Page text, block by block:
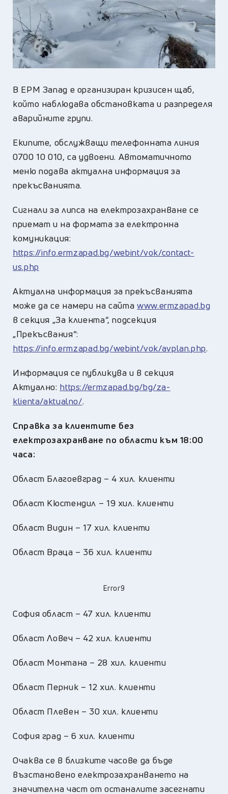
В ЕРМ Запад е организиран кризисен щаб,
който наблюдава обстановката и разпределя
аварийните групи.
Екипите, обслужващи телефонната линия
0700 10 010, са удвоени. Автоматичното
меню подава актуална информация за
прекъсванията.
Сигнали за липса на електрозахранване се
приемат и на формата за електронна
комуникация:
https://info.ermzapad.bg/webint/vok/contact-
us.php
Актуална информация за прекъсванията
може да се намери на сайтаwww.ermzapad.bg
в секция „За клиента“, подсекция
„Прекъсвания“:
https://info.ermzapad.bg/webint/vok/avplan.php.
Информация се публикува и в секция
Актуално: https://ermzapad.bg/bg/za-
klienta/aktualno/.
Справка за клиентите без
електрозахранване по области към 18:00
часа:
Област Благоевград – 4 хил. клиенти
Област Кюстендил – 19 хил. клиенти
Област Видин – 17 хил. клиенти
Област Враца – 36 хил. клиенти
Error9
София област – 47 хил. клиенти
Област Ловеч – 42 хил. клиенти
Област Монтана – 28 хил. клиенти
Област Перник – 12 хил. клиенти
Област Плевен – 30 хил. клиенти
София град – 6 хил. клиенти
Очаква се в близките часове да бъде
възстановено електрозахранването на
значителна част от останалите засегнати